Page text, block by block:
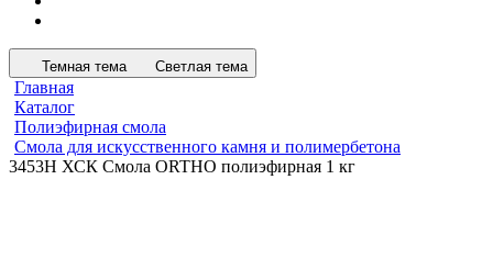
Темная тема Светлая тема
Главная
Каталог
Полиэфирная смола
Смола для искусственного камня и полимербетона
3453Н ХСК Смола ORTHO полиэфирная 1 кг